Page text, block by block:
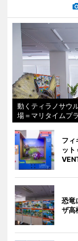
動くティラノサウ
場＝マリタイムプ
フィ
ット
恐竜
ザ高